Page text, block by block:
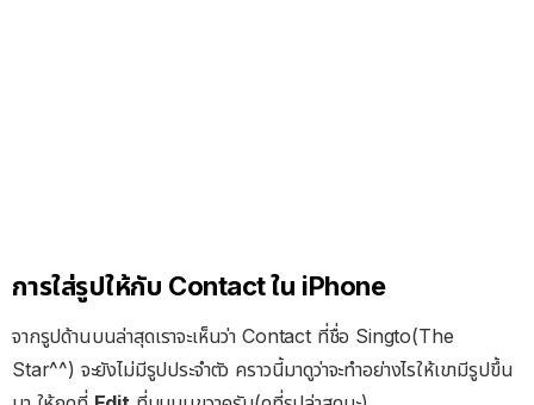
การใส่รูปให้กับ Contact ใน iPhone
จากรูปด้านบนล่าสุดเราจะเห็นว่า Contact ที่ชื่อ Singto(The
Star^^) จะยังไม่มีรูปประจำตัว คราวนี้มาดูว่าจะทำอย่างไรให้เขามีรูปขึ้น